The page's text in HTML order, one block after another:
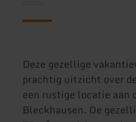
Deze gezellige
prachtig uitzicht over
een rustige locatie aan
Bleckhausen. De